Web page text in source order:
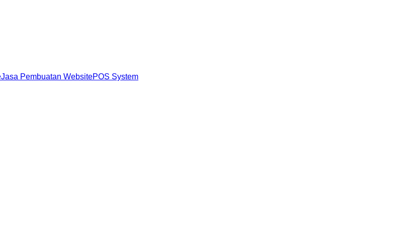
Jasa Pembuatan WebsitePOS System